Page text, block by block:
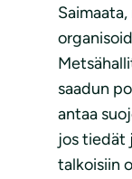
saadun
antaa
jos tiedät
talkoisiin